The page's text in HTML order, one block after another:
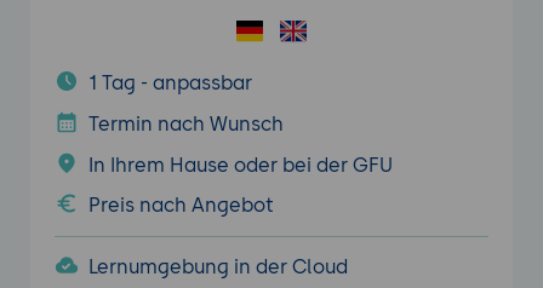
1 Tag - anpassbar
Termin nach Wunsch
In Ihrem Hause oder bei der GFU
Preis nach Angebot
Lernumgebung in der Cloud